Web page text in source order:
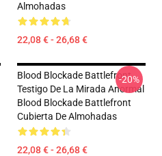
Almohadas
22,08 € - 26,68 €
Blood Blockade Battlefront
Testigo De La Mirada Anormal
Blood Blockade Battlefront
Cubierta De Almohadas
22,08 € - 26,68 €
-20%